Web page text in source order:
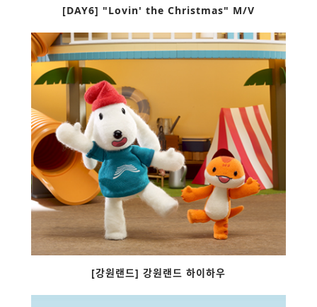
[DAY6] "Lovin' the Christmas" M/V
[강원랜드] 강원랜드 하이하우